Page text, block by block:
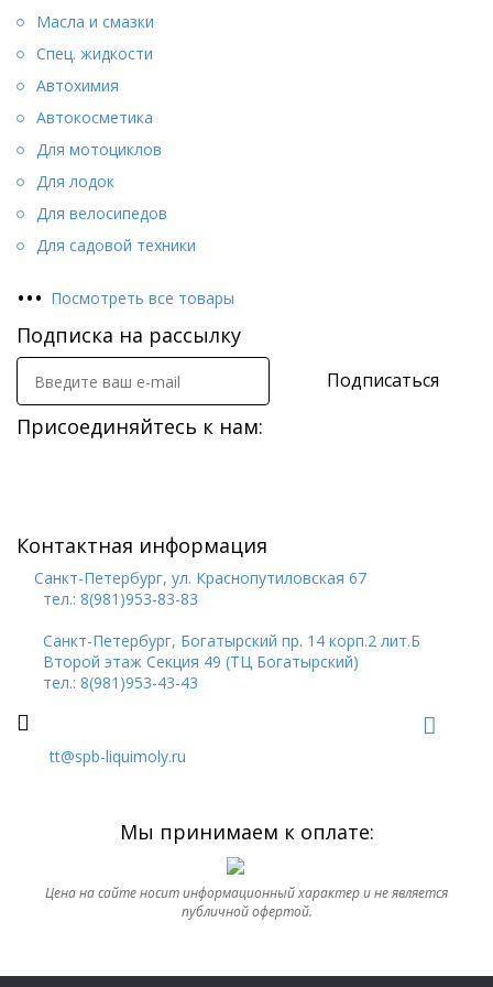
Масла и смазки
Спец. жидкости
Автохимия
Автокосметика
Для мотоциклов
Для лодок
Для велосипедов
Для садовой техники
••• Посмотреть все товары
Подписка на рассылку
Подписаться
Присоединяйтесь к нам:
Контактная информация
Санкт-Петербург, ул. Краснопутиловская 67
тел.: 8(981)953-83-83
Санкт-Петербург, Богатырский пр. 14 корп.2 лит.Б
Второй этаж Секция 49 (ТЦ Богатырский)
тел.: 8(981)953-43-43
tt@spb-liquimoly.ru
Мы принимаем к оплате:
Цена на сайте носит информационный характер и не является
публичной офертой.